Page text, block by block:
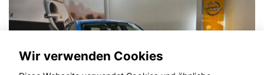
Wir verwenden Cookies